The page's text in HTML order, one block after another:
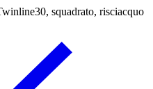
squadrato, risciacquo